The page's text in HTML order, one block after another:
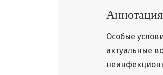
Аннотация
Особые
актуальные